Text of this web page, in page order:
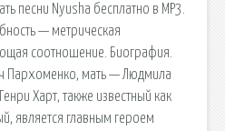
песни Nyusha бесплатно в MP3.
— метрическая
соотношение. Биография.
Пархоменко, мать — Людмила
Харт, также известный как
является главным героем